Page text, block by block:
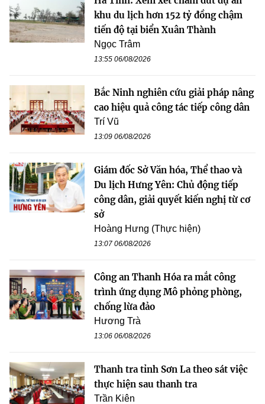
khu du lịch hơn 152 tỷ đồng chậm
tiến độ tại biển Xuân Thành
Ngọc Trâm
13:55 06/08/2026
Bắc Ninh nghiên cứu giải pháp nâng
cao hiệu quả công tác tiếp công dân
Trí Vũ
13:09 06/08/2026
Giám đốc Sở Văn hóa, Thể thao và
Du lịch Hưng Yên: Chủ động tiếp
công dân, giải quyết kiến nghị từ cơ
sở
Hoàng Hưng (Thực hiện)
13:07 06/08/2026
Công an Thanh Hóa ra mắt công
trình ứng dụng Mô phỏng phòng,
chống lừa đảo
Hương Trà
13:06 06/08/2026
Thanh tra tỉnh Sơn La theo sát việc
thực hiện sau thanh tra
Trần Kiên